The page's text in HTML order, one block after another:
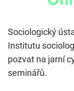
Sociologický
Institutu
pozvat na jarní
seminářů.